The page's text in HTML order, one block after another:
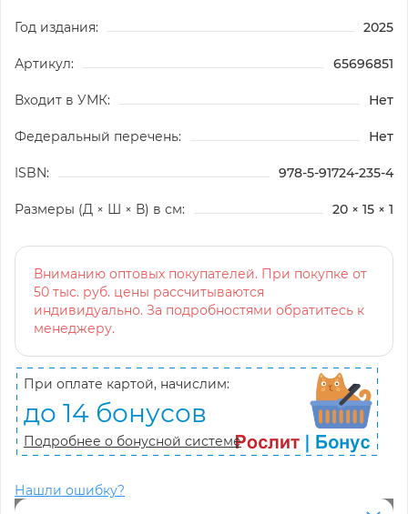
Год издания: 2025
Артикул: 65696851
Входит в УМК: Нет
Федеральный перечень: Нет
ISBN: 978-5-91724-235-4
Размеры (Д × Ш × В) в см: 20 × 15 × 1
Вниманию оптовых покупателей. При покупке от
50 тыс. руб. цены рассчитываются
индивидуально. За подробностями обратитесь к
менеджеру.
При оплате картой, начислим:
до 14 бонусов
Подробнее о бонусной системе
Нашли ошибку?